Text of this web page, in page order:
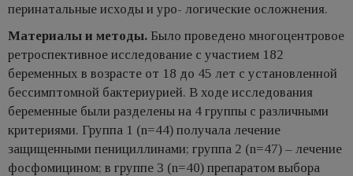
перинатальные исходы и уро- логические осложнения.
Материалы и методы. Было проведено многоцентровое
ретроспективное исследование с участием 182
беременных в возрасте от 18 до 45 лет с установленной
бессимптомной бактериурией. В ходе исследования
беременные были разделены на 4 группы с различными
критериями. Группа 1 (n=44) получала лечение
защищенными пенициллинами; группа 2 (n=47) – лечение
фосфомицином; в группе 3 (n=40) препаратом выбора